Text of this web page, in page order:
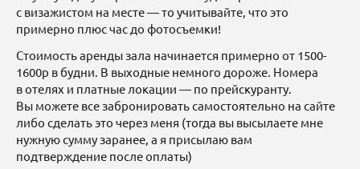
с визажистом на месте — то учитывайте, что это
примерно плюс час до фотосъемки!
Стоимость аренды зала начинается примерно от 1500-
1600р в будни. В выходные немного дороже. Номера
в отелях и платные локации — по прейскуранту.
Вы можете все забронировать самостоятельно на сайте
либо сделать это через меня (тогда вы высылаете мне
нужную сумму заранее, а я присылаю вам
подтверждение после оплаты)